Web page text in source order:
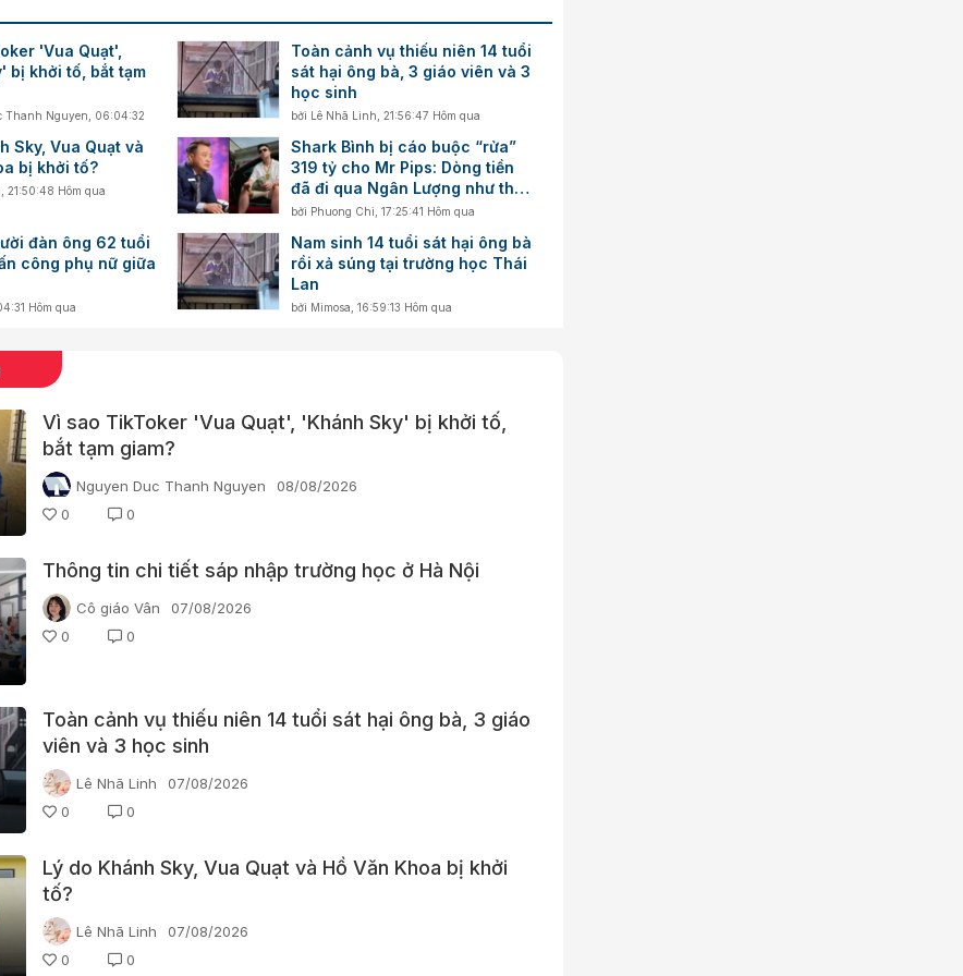
'Vua Quạt',
bị khởi tố, bắt tạm
Thanh Nguyen 06:04:32
Toàn cảnh vụ thiếu niên 14 tuổi
sát hại ông bà, 3 giáo viên và 3
học sinh
bởi Lê Nhã Linh 21:56:47 Hôm qua
Sky, Vua Quạt và
bị khởi tố?
21:50:48 Hôm qua
Shark Bình bị cáo buộc “rửa”
319 tỷ cho Mr Pips: Dòng tiền
đã đi qua Ngân Lượng như thế
nào?
bởi Phuong Chi 17:25:41 Hôm qua
đàn ông 62 tuổi
công phụ nữ giữa
Hôm qua
Nam sinh 14 tuổi sát hại ông bà
rồi xả súng tại trường học Thái
Lan
bởi Mimosa 16:59:13 Hôm qua
Vì sao TikToker 'Vua Quạt', 'Khánh Sky' bị khởi tố,
bắt tạm giam?
Nguyen Duc Thanh Nguyen
08/08/2026
0
0
Thông tin chi tiết sáp nhập trường học ở Hà Nội
Cô giáo Vân
07/08/2026
0
0
Toàn cảnh vụ thiếu niên 14 tuổi sát hại ông bà, 3 giáo
viên và 3 học sinh
Lê Nhã Linh
07/08/2026
0
0
Lý do Khánh Sky, Vua Quạt và Hồ Văn Khoa bị khởi
tố?
Lê Nhã Linh
07/08/2026
0
0